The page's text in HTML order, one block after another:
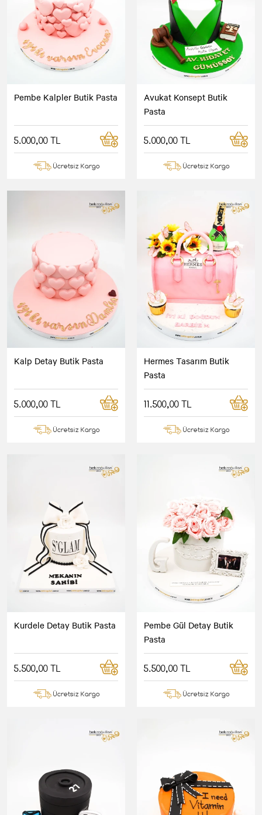
Pembe Kalpler Butik Pasta
5.000,00 TL
Ücretsiz Kargo
Avukat Konsept Butik
Pasta
5.000,00 TL
Ücretsiz Kargo
Kalp Detay Butik Pasta
5.000,00 TL
Ücretsiz Kargo
Hermes Tasarım Butik
Pasta
11.500,00 TL
Ücretsiz Kargo
Kurdele Detay Butik Pasta
5.500,00 TL
Ücretsiz Kargo
Pembe Gül Detay Butik
Pasta
5.500,00 TL
Ücretsiz Kargo